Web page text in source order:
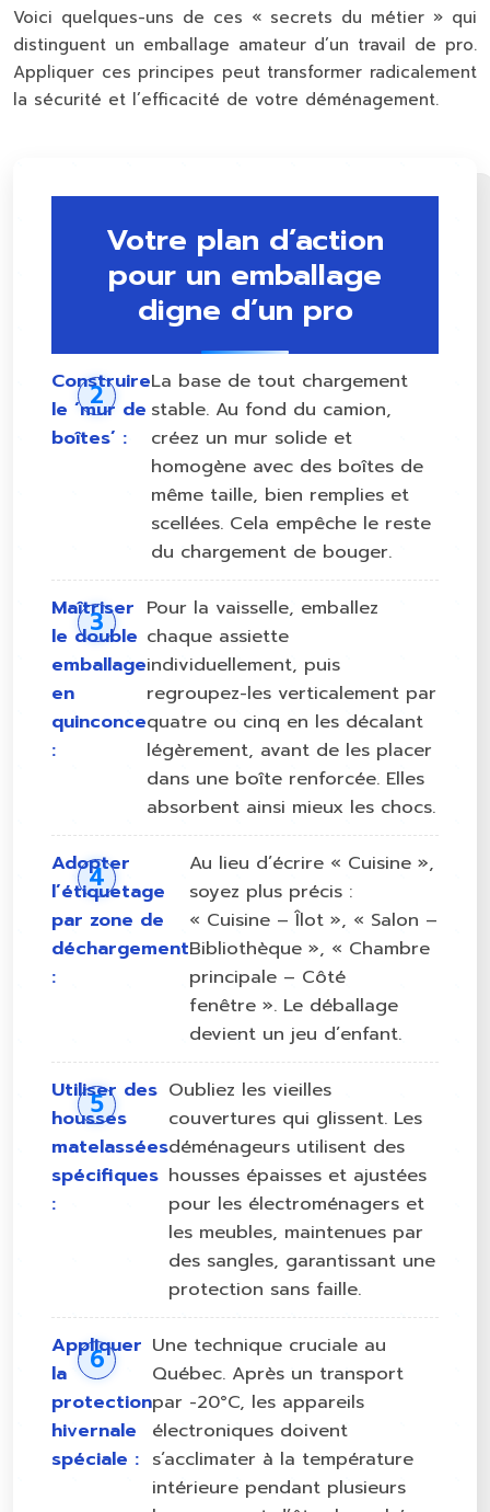
Voici quelques-uns de ces « secrets du métier » qui
distinguent un emballage amateur d’un travail de pro.
Appliquer ces principes peut transformer radicalement
la sécurité et l’efficacité de votre déménagement.
Votre plan d’action
pour un emballage
digne d’un pro
Construire
le ‘mur de
boîtes’ :
La base de tout chargement
stable. Au fond du camion,
créez un mur solide et
homogène avec des boîtes de
même taille, bien remplies et
scellées. Cela empêche le reste
du chargement de bouger.
Maîtriser
le double
emballage
en
quinconce
:
Pour la vaisselle, emballez
chaque assiette
individuellement, puis
regroupez-les verticalement par
quatre ou cinq en les décalant
légèrement, avant de les placer
dans une boîte renforcée. Elles
absorbent ainsi mieux les chocs.
Adopter
l’étiquetage
par zone de
déchargement
:
Au lieu d’écrire « Cuisine »,
soyez plus précis :
« Cuisine – Îlot », « Salon –
Bibliothèque », « Chambre
principale – Côté
fenêtre ». Le déballage
devient un jeu d’enfant.
Utiliser des
housses
matelassées
spécifiques
:
Oubliez les vieilles
couvertures qui glissent. Les
déménageurs utilisent des
housses épaisses et ajustées
pour les électroménagers et
les meubles, maintenues par
des sangles, garantissant une
protection sans faille.
Appliquer
la
protection
hivernale
spéciale :
Une technique cruciale au
Québec. Après un transport
par -20°C, les appareils
électroniques doivent
s’acclimater à la température
intérieure pendant plusieurs